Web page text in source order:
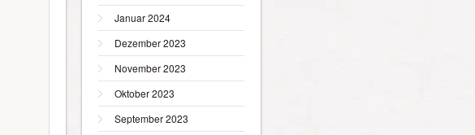
Januar 2024
Dezember 2023
November 2023
Oktober 2023
September 2023